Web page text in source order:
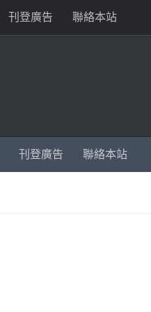
刊登廣告 聯絡本站
刊登廣告 聯絡本站